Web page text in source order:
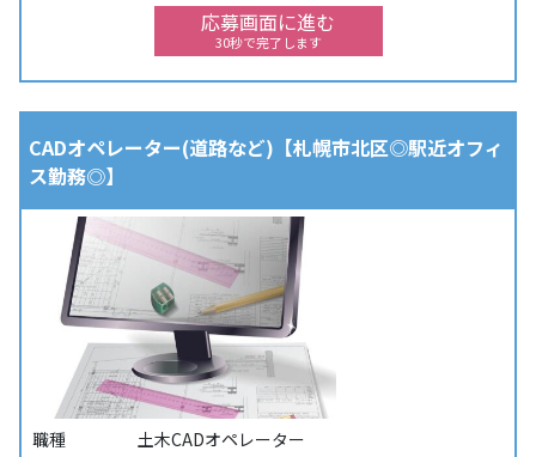
応募画面に進む
30秒で完了します
CADオペレーター(道路など)【札幌市北区◎駅近オフィ
ス勤務◎】
職種
土木CADオペレーター